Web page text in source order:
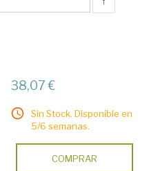
38,07 €
Sin Stock. Disponible en
5/6 semanas.
COMPRAR